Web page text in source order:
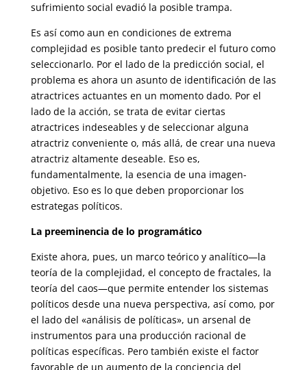
sufrimiento social evadió la posible trampa.
Es así como aun en condiciones de extrema
complejidad es posible tanto predecir el futuro como
seleccionarlo. Por el lado de la predicción social, el
problema es ahora un asunto de identificación de las
atractrices actuantes en un momento dado. Por el
lado de la acción, se trata de evitar ciertas
atractrices indeseables y de seleccionar alguna
atractriz conveniente o, más allá, de crear una nueva
atractriz altamente deseable. Eso es,
fundamentalmente, la esencia de una imagen-
objetivo. Eso es lo que deben proporcionar los
estrategas políticos.
La preeminencia de lo programático
Existe ahora, pues, un marco teórico y analítico—la
teoría de la complejidad, el concepto de fractales, la
teoría del caos—que permite entender los sistemas
políticos desde una nueva perspectiva, así como, por
el lado del «análisis de políticas», un arsenal de
instrumentos para una producción racional de
políticas específicas. Pero también existe el factor
favorable de un aumento de la conciencia del